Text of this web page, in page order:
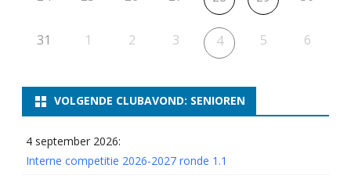
2
5
r
31 1 2 3 4 5 6
VOLGENDE CLUBAVOND: SENIOREN
4 september 2026:
Interne competitie 2026-2027 ronde 1.1